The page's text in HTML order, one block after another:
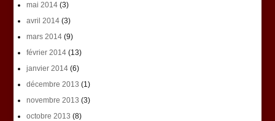
mai 2014(3)
avril 2014(3)
mars 2014(9)
février 2014(13)
janvier 2014(6)
décembre 2013 (1)
novembre 2013 (3)
octobre 2013 (8)